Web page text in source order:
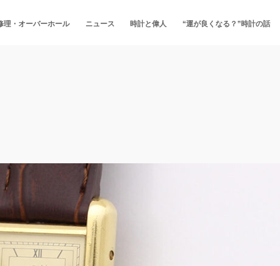
理・オーバーホール ニュース 時計と偉人 “運が良くなる？”時計の話